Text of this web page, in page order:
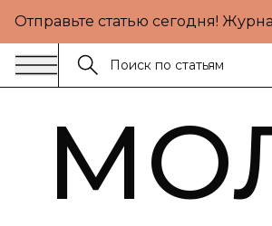
Отправьте статью сегодня!